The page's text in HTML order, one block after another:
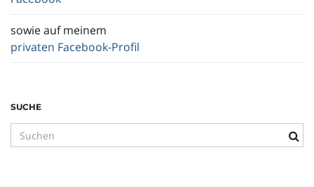
sowie auf meinem
privaten Facebook-Profil
SUCHE
u